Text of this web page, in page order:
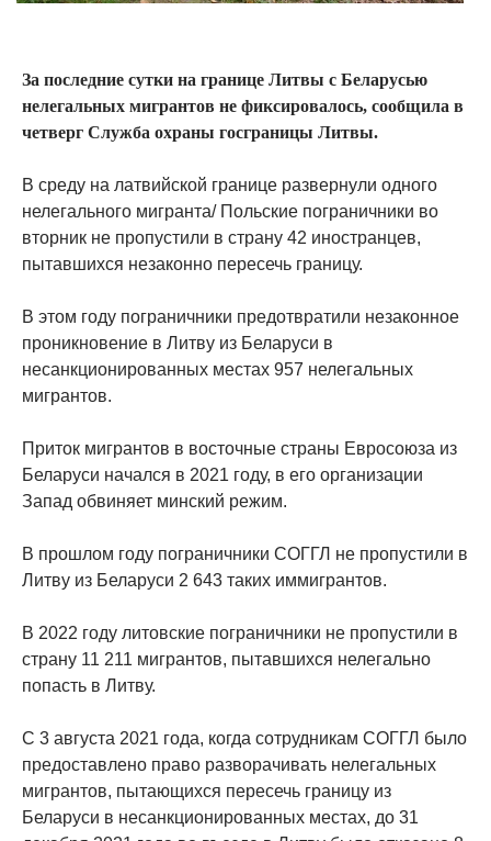
За последние сутки на границе Литвы с Беларусью
нелегальных мигрантов не фиксировалось, сообщила в
четверг Служба охраны госграницы Литвы.
В среду на латвийской границе развернули одного
нелегального мигранта/ Польские пограничники во
вторник не пропустили в страну 42 иностранцев,
пытавшихся незаконно пересечь границу.
В этом году пограничники предотвратили незаконное
проникновение в Литву из Беларуси в
несанкционированных местах 957 нелегальных
мигрантов.
Приток мигрантов в восточные страны Евросоюза из
Беларуси начался в 2021 году, в его организации
Запад обвиняет минский режим.
В прошлом году пограничники СОГГЛ не пропустили в
Литву из Беларуси 2 643 таких иммигрантов.
В 2022 году литовские пограничники не пропустили в
страну 11 211 мигрантов, пытавшихся нелегально
попасть в Литву.
С 3 августа 2021 года, когда сотрудникам СОГГЛ было
предоставлено право разворачивать нелегальных
мигрантов, пытающихся пересечь границу из
Беларуси в несанкционированных местах, до 31